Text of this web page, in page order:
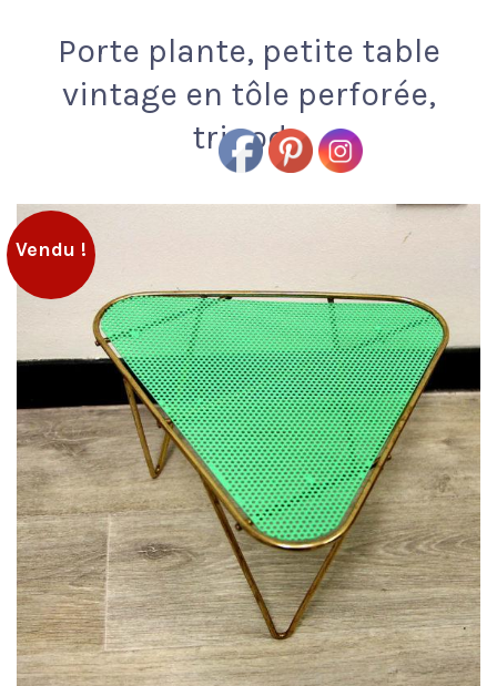
Porte plante, petite table
vintage en tôle perforée,
tripode
Vendu !